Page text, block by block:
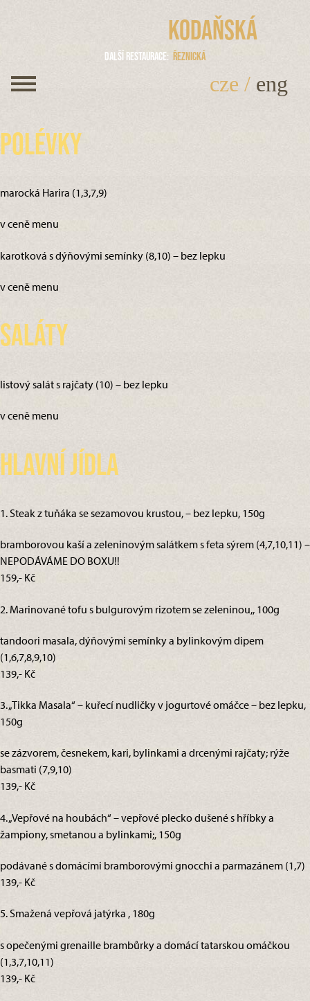
Kodaňská
Další restaurace Řeznická
cze / eng
Polévky
marocká Harira (1,3,7,9)
v ceně menu
karotková s dýňovými semínky (8,10) – bez lepku
v ceně menu
Saláty
listový salát s rajčaty (10) – bez lepku
v ceně menu
Hlavní jídla
1. Steak z tuňáka se sezamovou krustou, – bez lepku, 150g
bramborovou kaší a zeleninovým salátkem s feta sýrem (4,7,10,11) –
NEPODÁVÁME DO BOXU!!
159,- Kč
2. Marinované tofu s bulgurovým rizotem se zeleninou,, 100g
tandoori masala, dýňovými semínky a bylinkovým dipem
(1,6,7,8,9,10)
139,- Kč
3. „Tikka Masala“ – kuřecí nudličky v jogurtové omáčce – bez lepku,
150g
se zázvorem, česnekem, kari, bylinkami a drcenými rajčaty; rýže
basmati (7,9,10)
139,- Kč
4. „Vepřové na houbách“ – vepřové plecko dušené s hříbky a
žampiony, smetanou a bylinkami;, 150g
podávané s domácími bramborovými gnocchi a parmazánem (1,7)
139,- Kč
5. Smažená vepřová jatýrka , 180g
s opečenými grenaille brambůrky a domácí tatarskou omáčkou
(1,3,7,10,11)
139,- Kč